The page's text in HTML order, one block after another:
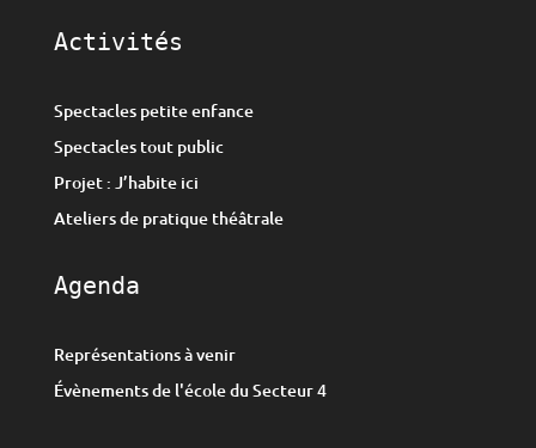
Activités
Spectacles petite enfance
Spectacles tout public
Projet : J’habite ici
Ateliers de pratique théâtrale
Agenda
Représentations à venir
Évènements de l'école du Secteur 4